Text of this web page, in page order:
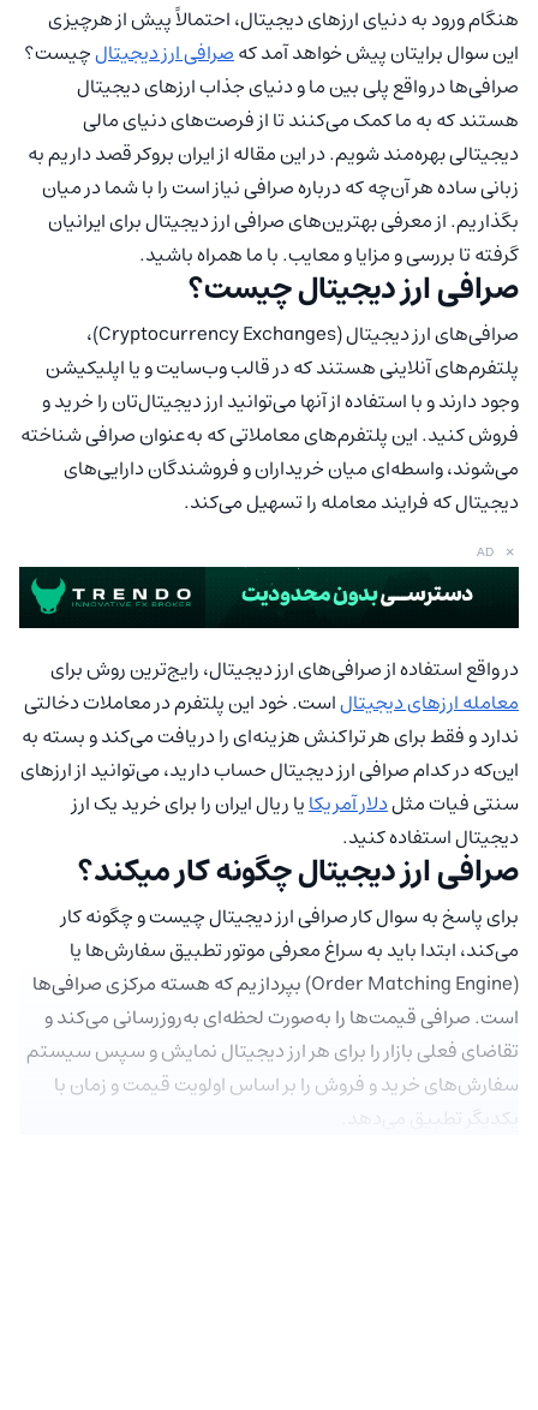
هنگام ورود به دنیای ارزهای دیجیتال، احتمالاً پیش از هرچیزی
این سوال برایتان پیش خواهد آمد کهصرافی ارز دیجیتالچیست؟
صرافی‌ها در واقع پلی بین ما و دنیای جذاب ارزهای دیجیتال
هستند که به ما کمک می‌کنند تا از فرصت‌های دنیای مالی
دیجیتالی بهره‌مند شویم. در این مقاله از ایران بروکر قصد داریم به
زبانی ساده هر آن‌چه که درباره صرافی نیاز است را با شما در میان
بگذاریم. از معرفی بهترین‌های صرافی ارز دیجیتال برای ایرانیان
گرفته تا بررسی و مزایا و معایب. با ما همراه باشید.
صرافی ارز دیجیتال چیست؟
صرافی‌های ارز دیجیتال (Cryptocurrency Exchanges)،
پلتفرم‌های آنلاینی هستند که در قالب وب‌سایت‌ و یا اپلیکیشن‌
وجود دارند و با استفاده از آنها می‌توانید ارز دیجیتال‌تان را خرید و
فروش کنید. این پلتفرم‌های معاملاتی که به‌عنوان صرافی شناخته
می‌شوند، واسطه‌ای میان خریداران و فروشندگان دارایی‌های
دیجیتال که فرایند معامله را تسهیل می‌کند.
AD ×
در واقع استفاده از صرافی‌های ارز دیجیتال، رایج‌ترین روش برای
معامله ارزهای دیجیتالاست. خود این پلتفرم در معاملات دخالتی
ندارد و فقط برای هر تراکنش هزینه‌ای را دریافت می‌کند و بسته به
این‌که در کدام صرافی ارز دیجیتال حساب دارید، می‌توانید از ارزهای
سنتی فیات مثلدلار آمریکایا ریال ایران را برای خرید یک ارز
دیجیتال استفاده کنید.
صرافی ارز دیجیتال چگونه کار میکند؟
برای پاسخ به سوال کار صرافی ارز دیجیتال چیست و چگونه کار
می‌کند، ابتدا باید به سراغ معرفی موتور تطبیق سفارش‌ها یا
(Order Matching Engine) بپردازیم که هسته مرکزی صرافی‌ها
است. صرافی قیمت‌ها را به‌صورت لحظه‌ای به‌روزرسانی می‌کند و
تقاضای فعلی بازار را برای هر ارز دیجیتال نمایش و سپس سیستم
سفارش‌های خرید و فروش را بر اساس اولویت قیمت و زمان با
یکدیگر تطبیق می‌دهد.